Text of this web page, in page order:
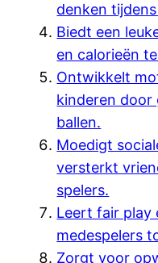
denken
Biedt een
en calorieën
Ontwikkelt
kinderen door
ballen.
Moedigt
versterkt
spelers.
Leert fair play
medespelers
Zorgt voor